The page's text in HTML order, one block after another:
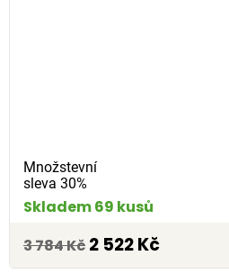
Množstevní
sleva 30%
Skladem 69 kusů
3 784 Kč 2 522 Kč